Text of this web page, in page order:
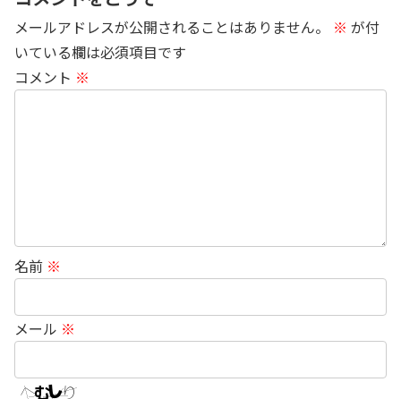
メールアドレスが公開されることはありません。 ※ が付
いている欄は必須項目です
コメント ※
名前 ※
メール ※